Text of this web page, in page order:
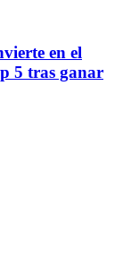
en el
5 tras ganar